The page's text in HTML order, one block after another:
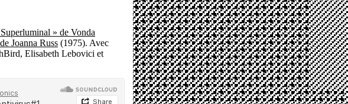
» de Vonda
Joanna Russ (1975). Avec
Elisabeth Lebovici et